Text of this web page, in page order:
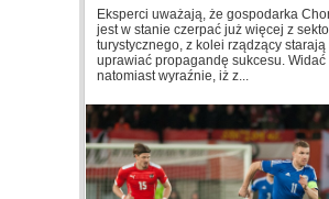
Eksperci uważają, że gospodarka
jest w stanie czerpać już więcej z
turystycznego, z kolei rządzący starają
uprawiać propagandę sukcesu. Widać
natomiast wyraźnie, iż z...